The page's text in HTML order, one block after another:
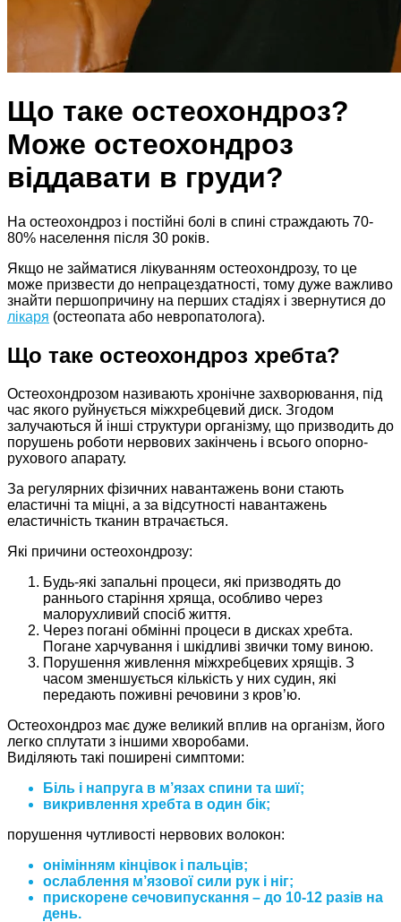
Що таке остеохондроз?
Може остеохондроз
віддавати в груди?
На остеохондроз і постійні болі в спині страждають 70-
80% населення після 30 років.
Якщо не займатися лікуванням остеохондрозу, то це
може призвести до непрацездатності, тому дуже важливо
знайти першопричину на перших стадіях і звернутися до
лікаря (остеопата або невропатолога).
Що таке остеохондроз хребта?
Остеохондрозом називають хронічне захворювання, під
час якого руйнується міжхребцевий диск. Згодом
залучаються й інші структури організму, що призводить до
порушень роботи нервових закінчень і всього опорно-
рухового апарату.
За регулярних фізичних навантажень вони стають
еластичні та міцні, а за відсутності навантажень
еластичність тканин втрачається.
Які причини остеохондрозу:
Будь-які запальні процеси, які призводять до
раннього старіння хряща, особливо через
малорухливий спосіб життя.
Через погані обмінні процеси в дисках хребта.
Погане харчування і шкідливі звички тому виною.
Порушення живлення міжхребцевих хрящів. З
часом зменшується кількість у них судин, які
передають поживні речовини з кров’ю.
Остеохондроз має дуже великий вплив на організм, його
легко сплутати з іншими хворобами.
Виділяють такі поширені симптоми:
Біль і напруга в м’язах спини та шиї;
викривлення хребта в один бік;
порушення чутливості нервових волокон:
онімінням кінцівок і пальців;
ослаблення м’язової сили рук і ніг;
прискорене сечовипускання – до 10-12 разів на
день.